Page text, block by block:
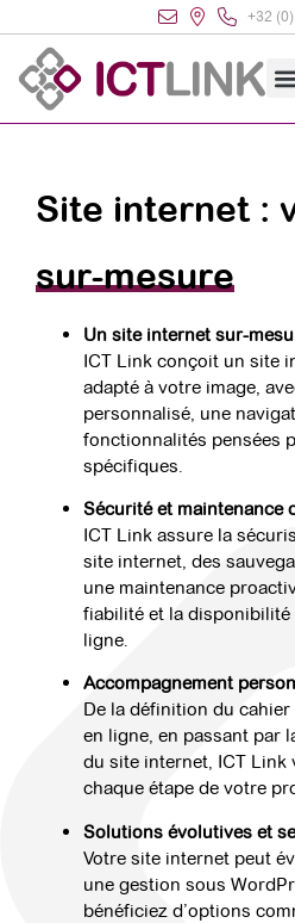
+32
Site internet :
sur-mesure
Un site internet sur-
ICT Link conçoit un site
adapté à votre image,
personnalisé, une
fonctionnalités pensées
spécifiques.
Sécurité et maintenance
ICT Link assure la
site internet, des
une maintenance
fiabilité et la disponibilité
ligne.
Accompagnement
De la définition du
en ligne, en passant par
du site internet, ICT Link
chaque étape de votre
Solutions évolutives et
Votre site internet peut
une gestion sous
bénéficiez d’options